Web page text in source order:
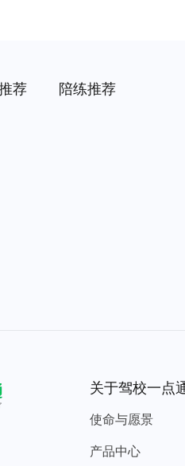
荐 陪练推荐
关于驾校一点
使命与愿景
产品中心